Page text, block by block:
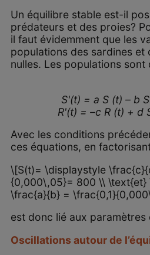
Un équilibre stable est-il
prédateurs et des proies?
il faut évidemment que les
populations des sardines et
nulles. Les populations sont
S'(t) = a S (t) – b
R'(t) = –c R (t) + d
Avec les conditions
ces équations, en
\[S(t)= \displaystyle
{0,000\,05}= 800 \\ \text{et}
\frac{a}{b} =
est donc lié aux paramètres
Oscillations autour de